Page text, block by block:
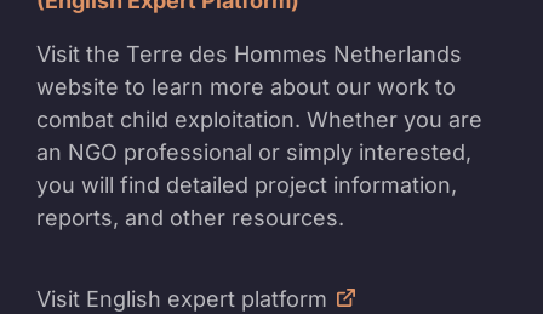
Visit the Terre des Hommes Netherlands
website to learn more about our work to
combat child exploitation. Whether you are
an NGO professional or simply interested,
you will find detailed project information,
reports, and other resources.
Visit English expert platform